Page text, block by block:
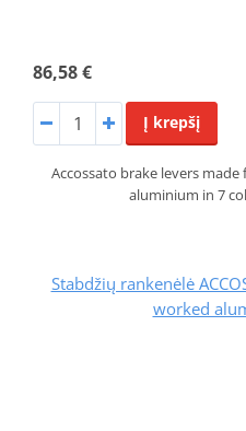
86,58 €
Į krepšį
Accossato brake levers
aluminium in 7
Stabdžių rankenėlė
worked